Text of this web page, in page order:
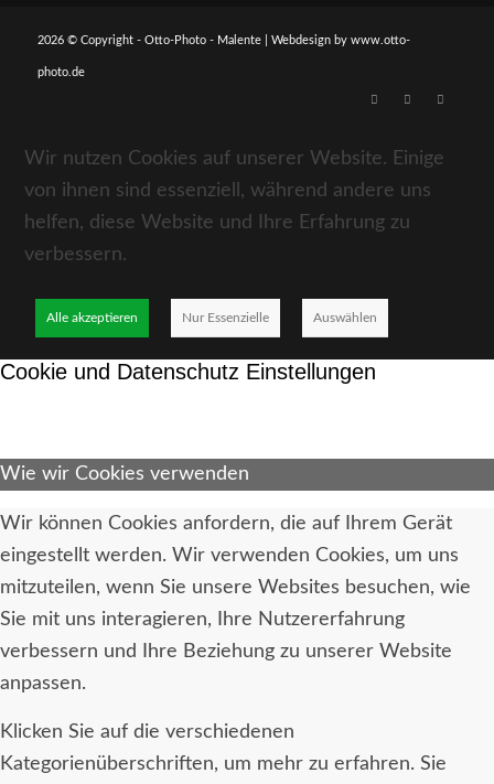
2026 © Copyright - Otto-Photo - Malente | Webdesign by www.otto-
photo.de
Wir nutzen Cookies auf unserer Website. Einige
von ihnen sind essenziell, während andere uns
helfen, diese Website und Ihre Erfahrung zu
verbessern.
Alle akzeptieren Nur Essenzielle Auswählen
Cookie und Datenschutz Einstellungen
Wie wir Cookies verwenden
Wir können Cookies anfordern, die auf Ihrem Gerät
eingestellt werden. Wir verwenden Cookies, um uns
mitzuteilen, wenn Sie unsere Websites besuchen, wie
Sie mit uns interagieren, Ihre Nutzererfahrung
verbessern und Ihre Beziehung zu unserer Website
anpassen.
Klicken Sie auf die verschiedenen
Kategorienüberschriften, um mehr zu erfahren. Sie